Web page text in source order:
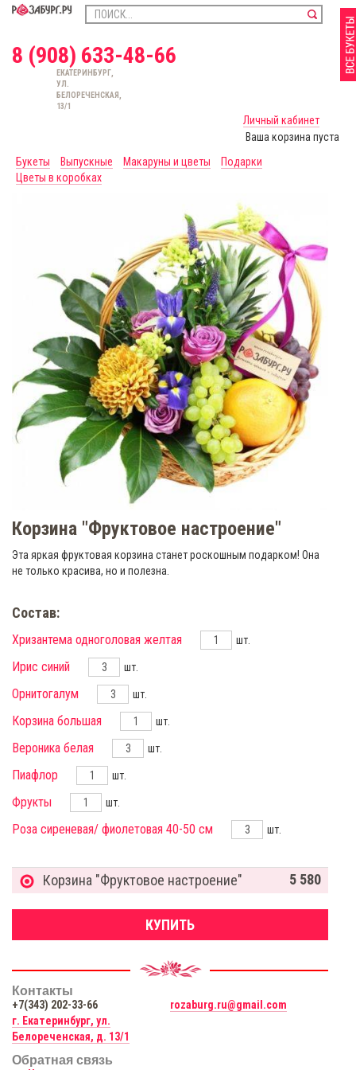
8 (908) 633-48-66
ЕКАТЕРИНБУРГ,
УЛ.
БЕЛОРЕЧЕНСКАЯ,
13/1
Личный кабинет
Ваша корзина пуста
Букеты
Выпускные Макаруны и цветы
Подарки
Цветы в коробках
Корзина "Фруктовое настроение"
Эта яркая фруктовая корзина станет роскошным подарком! Она
не только красива, но и полезна.
Состав:
Хризантема одноголовая желтая шт.
Ирис синий шт.
Орнитогалум шт.
Корзина большая шт.
Вероника белая шт.
Пиафлор шт.
Фрукты шт.
Роза сиреневая/ фиолетовая 40-50 см шт.
Корзина "Фруктовое настроение" 5 580
КУПИТЬ
Контакты
+7(343) 202-33-66
rozaburg.ru@gmail.com
г. Екатеринбург, ул.
Белореченская, д. 13/1
Обратная связь